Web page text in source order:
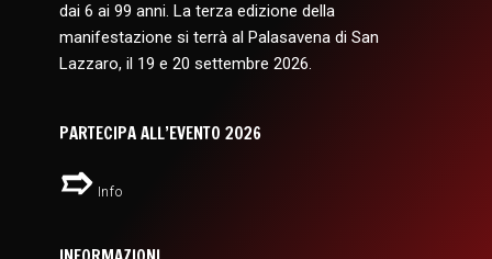
dai 6 ai 99 anni. La terza edizione della
manifestazione si terrà al Palasavena di San
Lazzaro, il 19 e 20 settembre 2026.
PARTECIPA ALL’EVENTO 2026
Info